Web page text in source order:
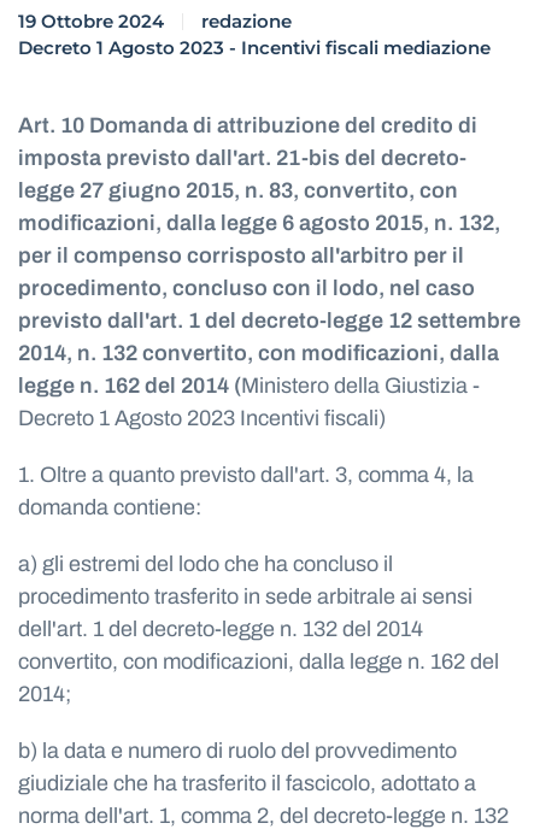
19 Ottobre 2024
redazione
Decreto 1 Agosto 2023 - Incentivi fiscali mediazione
Art. 10 Domanda di attribuzione del credito di
imposta previsto dall'art. 21-bis del decreto-
legge 27 giugno 2015, n. 83, convertito, con
modificazioni, dalla legge 6 agosto 2015, n. 132,
per il compenso corrisposto all'arbitro per il
procedimento, concluso con il lodo, nel caso
previsto dall'art. 1 del decreto-legge 12 settembre
2014, n. 132 convertito, con modificazioni, dalla
legge n. 162 del 2014 (Ministero della Giustizia -
Decreto 1 Agosto 2023 Incentivi fiscali)
1. Oltre a quanto previsto dall'art. 3, comma 4, la
domanda contiene:
a) gli estremi del lodo che ha concluso il
procedimento trasferito in sede arbitrale ai sensi
dell'art. 1 del decreto-legge n. 132 del 2014
convertito, con modificazioni, dalla legge n. 162 del
2014;
b) la data e numero di ruolo del provvedimento
giudiziale che ha trasferito il fascicolo, adottato a
norma dell'art. 1, comma 2, del decreto-legge n. 132